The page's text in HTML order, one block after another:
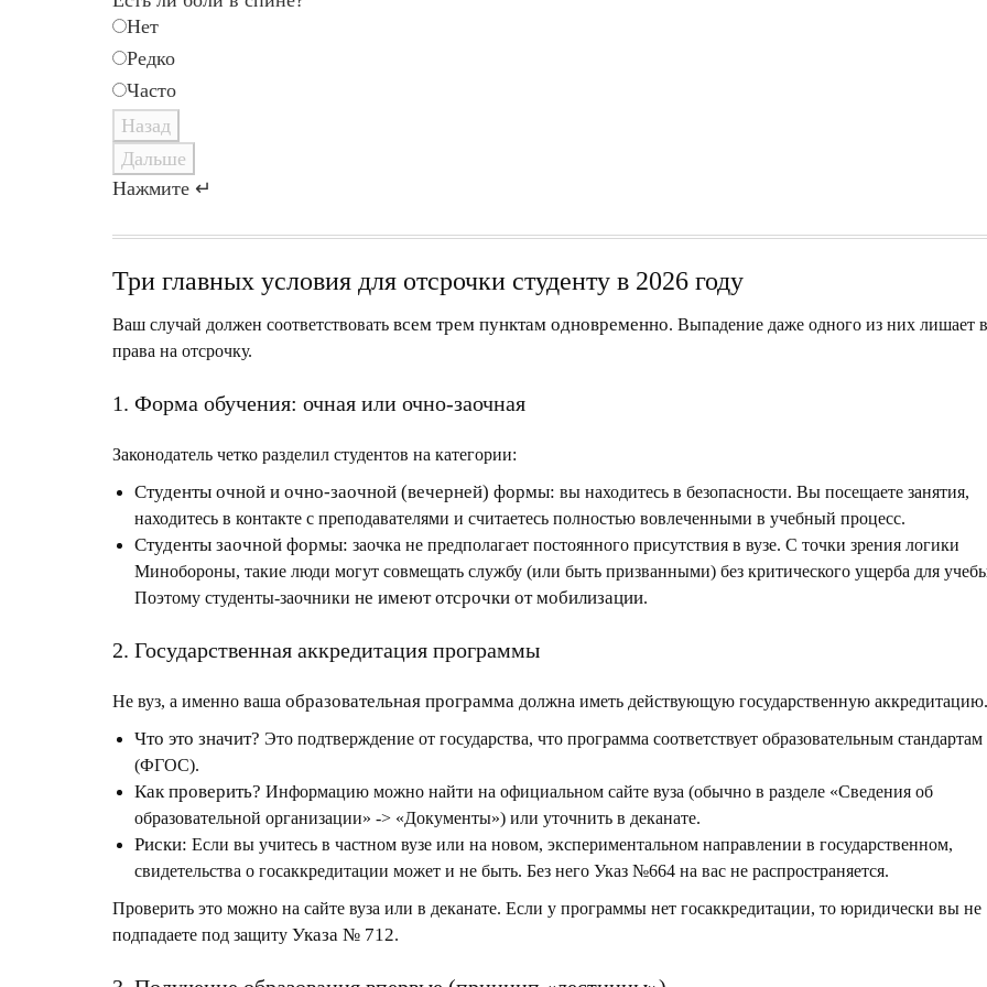
Нет
Редко
Часто
Назад
Дальше
Нажмите ↵
Три главных условия для отсрочки студенту в 2026 году
Ваш случай должен соответствовать всем трем пунктам одновременно. Выпадение даже одного из них лишает
права на отсрочку.
1. Форма обучения: очная или очно-заочная
Законодатель четко разделил студентов на категории:
Студенты очной и очно-заочной (вечерней) формы: вы находитесь в безопасности. Вы посещаете занятия,
находитесь в контакте с преподавателями и считаетесь полностью вовлеченными в учебный процесс.
Студенты заочной формы: заочка не предполагает постоянного присутствия в вузе. С точки зрения логики
Минобороны, такие люди могут совмещать службу (или быть призванными) без критического ущерба для
Поэтому студенты-заочники не имеют отсрочки от мобилизации.
2. Государственная аккредитация программы
Не вуз, а именно ваша образовательная программа должна иметь действующую государственную аккредитацию.
Что это значит? Это подтверждение от государства, что программа соответствует образовательным стандартам
(ФГОС).
Как проверить? Информацию можно найти на официальном сайте вуза (обычно в разделе «Сведения об
образовательной организации» -> «Документы») или уточнить в деканате.
Риски: Если вы учитесь в частном вузе или на новом, экспериментальном направлении в государственном,
свидетельства о госаккредитации может и не быть. Без него Указ №664 на вас не распространяется.
Проверить это можно на сайте вуза или в деканате. Если у программы нет госаккредитации, то юридически вы не
подпадаете под защиту Указа № 712.